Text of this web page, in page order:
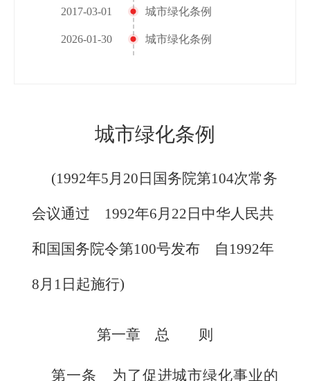
2017-03-01
2026-01-30
城市绿化条例
城市绿化条例
城市绿化条例
(1992年5月20日国务院第104次常务
会议通过 1992年6月22日中华人民共
和国国务院令第100号发布 自1992年
8月1日起施行)
第一章 总 则
第一条 为了促进城市绿化事业的